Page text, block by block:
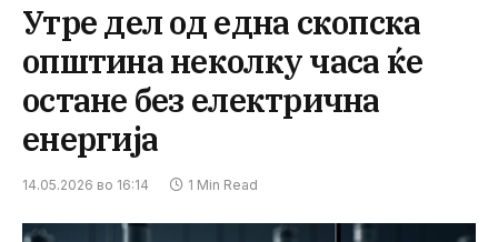
Утре дел од една скопска
општина неколку часа ќе
остане без електрична
енергија
14.05.2026 во 16:14 1 Min Read